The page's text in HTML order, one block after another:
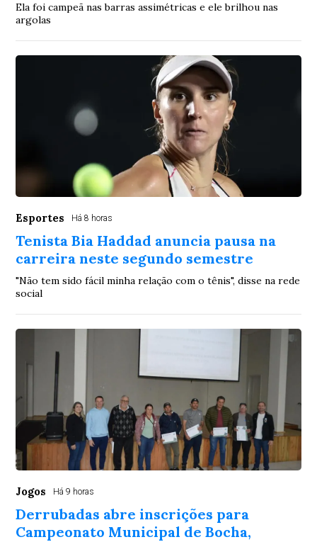
Ela foi campeã nas barras assimétricas e ele brilhou nas
argolas
Esportes Há 8 horas
Tenista Bia Haddad anuncia pausa na
carreira neste segundo semestre
"Não tem sido fácil minha relação com o tênis", disse na rede
social
Jogos Há 9 horas
Derrubadas abre inscrições para
Campeonato Municipal de Bocha,